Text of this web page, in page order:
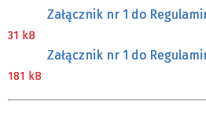
Załącznik nr 1 do
31 kB
Załącznik nr 1 do
181 kB